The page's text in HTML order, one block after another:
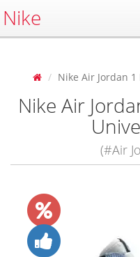
Nike
Nike Air Jordan
Nike Air
(#Air